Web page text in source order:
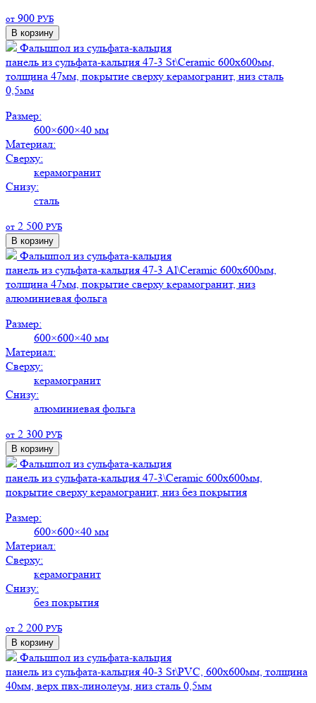
от 900 РУБ
В корзину
Фальшпол из сульфата-кальция
панель из сульфата-кальция 47-3 St\Ceramic 600х600мм,
толщина 47мм, покрытие сверху керамогранит, низ сталь
0,5мм
Размер:
600×600×40 мм
Материал:
Сверху:
керамогранит
Снизу:
сталь
от 2 500 РУБ
В корзину
Фальшпол из сульфата-кальция
панель из сульфата-кальция 47-3 Al\Ceramic 600х600мм,
толщина 47мм, покрытие сверху керамогранит, низ
алюминиевая фольга
Размер:
600×600×40 мм
Материал:
Сверху:
керамогранит
Снизу:
алюминиевая фольга
от 2 300 РУБ
В корзину
Фальшпол из сульфата-кальция
панель из сульфата-кальция 47-3\Ceramic 600х600мм,
покрытие сверху керамогранит, низ без покрытия
Размер:
600×600×40 мм
Материал:
Сверху:
керамогранит
Снизу:
без покрытия
от 2 200 РУБ
В корзину
Фальшпол из сульфата-кальция
панель из сульфата-кальция 40-3 St\PVC, 600х600мм, толщина
40мм, верх пвх-линолеум, низ сталь 0,5мм